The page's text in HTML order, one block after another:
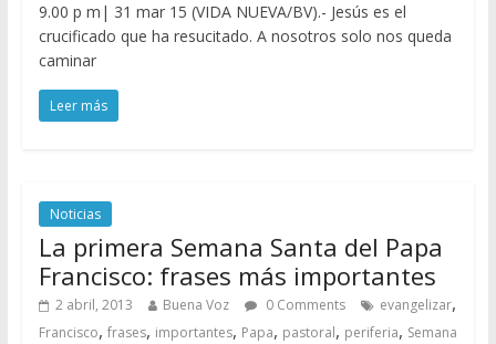
9.00 p m| 31 mar 15 (VIDA NUEVA/BV).- Jesús es el
crucificado que ha resucitado. A nosotros solo nos queda
caminar
Leer más
Noticias
La primera Semana Santa del Papa
Francisco: frases más importantes
2 abril, 2013 Buena Voz 0 Comments evangelizar,
Francisco, frases, importantes, Papa, pastoral, periferia, Semana